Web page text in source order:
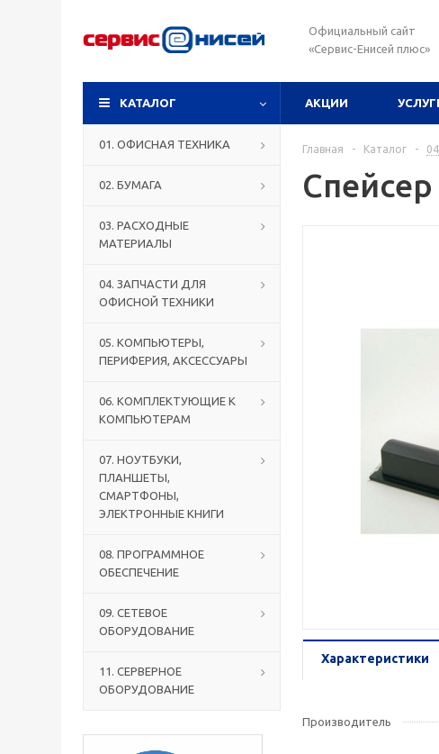
Официальный сайт
«Сервис-Енисей плюс»
КАТАЛОГ АКЦИИ
01. ОФИСНАЯ ТЕХНИКА
02. БУМАГА
03. РАСХОДНЫЕ
МАТЕРИАЛЫ
04. ЗАПЧАСТИ ДЛЯ
ОФИСНОЙ ТЕХНИКИ
05. КОМПЬЮТЕРЫ,
ПЕРИФЕРИЯ, АКСЕССУАРЫ
06. КОМПЛЕКТУЮЩИЕ К
КОМПЬЮТЕРАМ
07. НОУТБУКИ,
ПЛАНШЕТЫ,
СМАРТФОНЫ,
ЭЛЕКТРОННЫЕ КНИГИ
08. ПРОГРАММНОЕ
ОБЕСПЕЧЕНИЕ
09. СЕТЕВОЕ
ОБОРУДОВАНИЕ
11. СЕРВЕРНОЕ
ОБОРУДОВАНИЕ
Главная - Каталог -
Характеристики
Производитель